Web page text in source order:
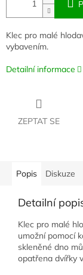
Klec pro malé
vybavením.
Detailní informace
ZEPTAT SE
Popis Diskuze
Detailní
Klec pro malé
umožní pomocí
skleněné dno
opatřena dvířky